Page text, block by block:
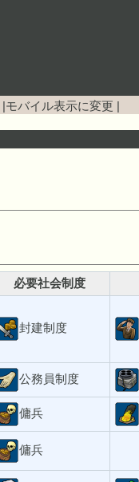
モバイル表示に変更
必要社会制度
封建制度
公務員制度
傭兵
傭兵